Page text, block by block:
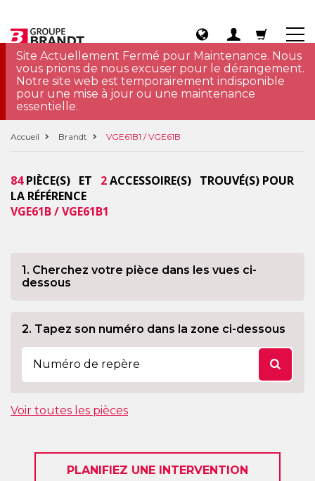
Site Actuellement Fermé pour Maintenance. Nous
vous prions de nous excuser pour le dérangement.
Notre site web est temporairement indisponible
pour une mise à jour ou une maintenance
essentielle.
Accueil Brandt VGE61B1 / VGE61B
84PIÈCE(S) ET 2ACCESSOIRE(S) TROUVÉ(S) POUR
LA RÉFÉRENCE
VGE61B / VGE61B1
1. Cherchez votre pièce dans les vues ci-
dessous
2. Tapez son numéro dans la zone ci-dessous
Voir toutes les pièces
PLANIFIEZ UNE INTERVENTION